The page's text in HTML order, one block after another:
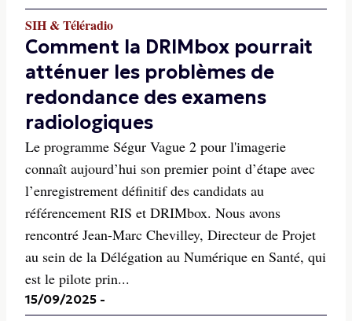
SIH & Téléradio
Comment la DRIMbox pourrait
atténuer les problèmes de
redondance des examens
radiologiques
Le programme Ségur Vague 2 pour l'imagerie
connaît aujourd’hui son premier point d’étape avec
l’enregistrement définitif des candidats au
référencement RIS et DRIMbox. Nous avons
rencontré Jean-Marc Chevilley, Directeur de Projet
au sein de la Délégation au Numérique en Santé, qui
est le pilote prin...
15/09/2025 -